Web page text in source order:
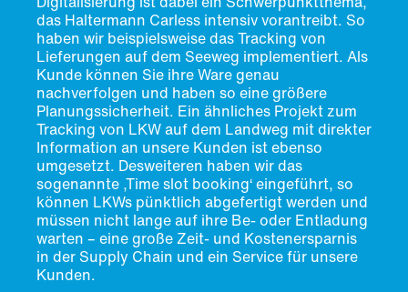
das Haltermann Carless intensiv vorantreibt. So
haben wir beispielsweise das Tracking von
Lieferungen auf dem Seeweg implementiert. Als
Kunde können Sie ihre Ware genau
nachverfolgen und haben so eine größere
Planungssicherheit. Ein ähnliches Projekt zum
Tracking von LKW auf dem Landweg mit direkter
Information an unsere Kunden ist ebenso
umgesetzt. Desweiteren haben wir das
sogenannte ,Time slot booking‘ eingeführt, so
können LKWs pünktlich abgefertigt werden und
müssen nicht lange auf ihre Be- oder Entladung
warten – eine große Zeit- und Kostenersparnis
in der Supply Chain und ein Service für unsere
Kunden.